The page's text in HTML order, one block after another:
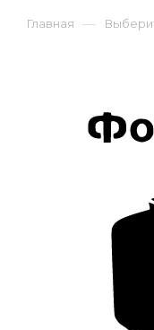
Главная —